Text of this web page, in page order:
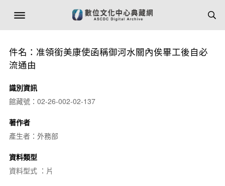
件名：准領銜美康使函稱御河水關內俟畢工後自必
流通由
識別資訊
館藏號：02-26-002-02-137
著作者
產生者：外務部
資料類型
資料型式 ：片